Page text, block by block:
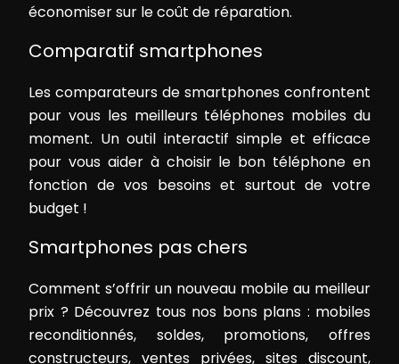
économiser sur le coût de réparation.
Comparatif smartphones
Les comparateurs de smartphones confrontent
pour vous les meilleurs téléphones mobiles du
moment. Un outil interactif simple et efficace
pour vous aider à choisir le bon téléphone en
fonction de vos besoins et surtout de votre
budget !
Smartphones pas chers
Comment s’offrir un nouveau mobile au meilleur
prix ? Découvrez tous nos bons plans : mobiles
reconditionnés, soldes, promotions, offres
constructeurs, ventes privées, sites discount,